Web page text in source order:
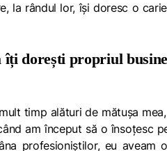
la rândul lor, își doresc o
dorești propriul
timp alături de mătușa
am început să o însoțesc
profesioniștilor, eu